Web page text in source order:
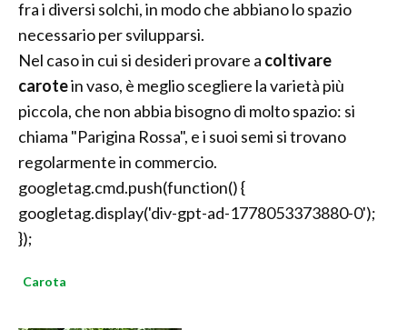
fra i diversi solchi, in modo che abbiano lo spazio
necessario per svilupparsi.
Nel caso in cui si desideri provare a coltivare
carotein vaso, è meglio scegliere la varietà più
piccola, che non abbia bisogno di molto spazio: si
chiama "Parigina Rossa", e i suoi semi si trovano
regolarmente in commercio.
googletag.cmd.push(function() {
googletag.display('div-gpt-ad-1778053373880-0');
});
Carota